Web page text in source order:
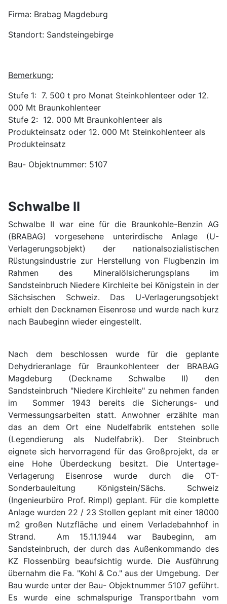
Firma: Brabag Magdeburg
Standort: Sandsteingebirge
Bemerkung:
Stufe 1: 7. 500 t pro Monat Steinkohlenteer oder 12.
000 Mt Braunkohlenteer
Stufe 2: 12. 000 Mt Braunkohlenteer als
Produkteinsatz oder 12. 000 Mt Steinkohlenteer als
Produkteinsatz
Bau- Objektnummer: 5107
Schwalbe II
Schwalbe II war eine für die Braunkohle-Benzin AG
(BRABAG) vorgesehene unterirdische Anlage (U-
Verlagerungsobjekt) der nationalsozialistischen
Rüstungsindustrie zur Herstellung von Flugbenzin im
Rahmen des Mineralölsicherungsplans im
Sandsteinbruch Niedere Kirchleite bei Königstein in der
Sächsischen Schweiz. Das U-Verlagerungsobjekt
erhielt den Decknamen Eisenrose und wurde nach kurz
nach Baubeginn wieder eingestellt.
Nach dem beschlossen wurde für die geplante
Dehydrieranlage für Braunkohlenteer der BRABAG
Magdeburg (Deckname Schwalbe II) den
Sandsteinbruch "Niedere Kirchleite" zu nehmen fanden
im Sommer 1943 bereits die Sicherungs- und
Vermessungsarbeiten statt. Anwohner erzählte man
das an dem Ort eine Nudelfabrik entstehen solle
(Legendierung als Nudelfabrik). Der Steinbruch
eignete sich hervorragend für das Großprojekt, da er
eine Hohe Überdeckung besitzt. Die Untertage-
Verlagerung Eisenrose wurde durch die OT-
Sonderbauleitung Königstein/Sächs. Schweiz
(Ingenieurbüro Prof. Rimpl) geplant. Für die komplette
Anlage wurden 22 / 23 Stollen geplant mit einer 18000
m2 großen Nutzfläche und einem Verladebahnhof in
Strand. Am 15.11.1944 war Baubeginn, am
Sandsteinbruch, der durch das Außenkommando des
KZ Flossenbürg beaufsichtig wurde. Die Ausführung
übernahm die Fa. "Kohl & Co." aus der Umgebung. Der
Bau wurde unter der Bau- Objektnummer 5107 geführt.
Es wurde eine schmalspurige Transportbahn vom